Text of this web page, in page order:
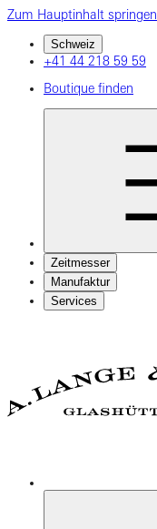
Zum Hauptinhalt springen
Schweiz
+41 44 218 59 59
Boutique finden
Zeitmesser
Manufaktur
Services